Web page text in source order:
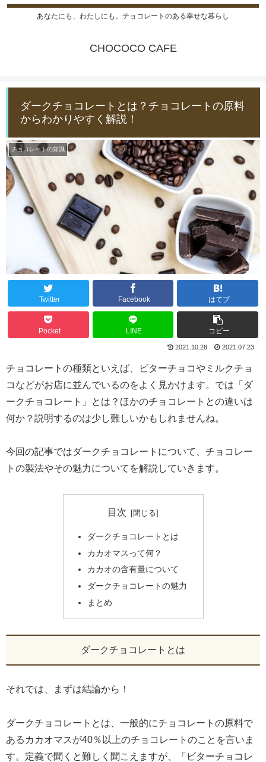
あなたにも、わたしにも。チョコレートのある幸せな暮らし
CHOCOCO CAFE
ダークチョコレートとは？チョコレートの原料
からわかりやすく解説！
チョコレートの知識
Twitter Facebook はてブ
Pocket LINE コピー
2021.10.28 2021.07.23
チョコレートの種類といえば、ビターチョコやミルクチョ
コなどがお店に並んでいるのをよく見かけます。では「ダ
ークチョコレート」とは？ほかのチョコレートとの違いは
何か？説明するのは少し難しいかもしれませんね。
今回の記事ではダークチョコレートについて、チョコレー
トの製法やその魅力についてを解説していきます。
目次
ダークチョコレートとは
カカオマスって何？
カカオの含有量について
ダークチョコレートの魅力
まとめ
ダークチョコレートとは
それでは、まずは結論から！
ダークチョコレートとは、一般的にチョコレートの原料で
あるカカオマスが40％以上のチョコレートのことを言いま
す。定義で聞くと難しく聞こえますが、「ビターチョコレ